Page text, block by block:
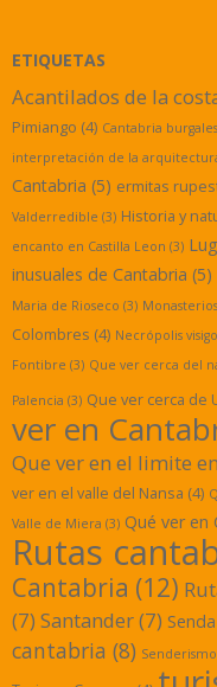
ETIQUETAS
Acantilados de la
Pimiango (4) Cantabria
interpretación de la
Cantabria (5) ermitas
Valderredible (3) Historia y
encanto en Castilla Leon (3)
inusuales de Cantabria (5)
Maria de Rioseco (3)
Colombres (4) Necrópolis
Fontibre (3) Que ver cerca del
Palencia (3) Que ver cerca de
ver en
Que ver en el limite
ver en el valle del Nansa (4)
Valle de Miera (3) Qué ver en
Rutas
Cantabria (12)
(7) Santander(7)
cantabria (8)